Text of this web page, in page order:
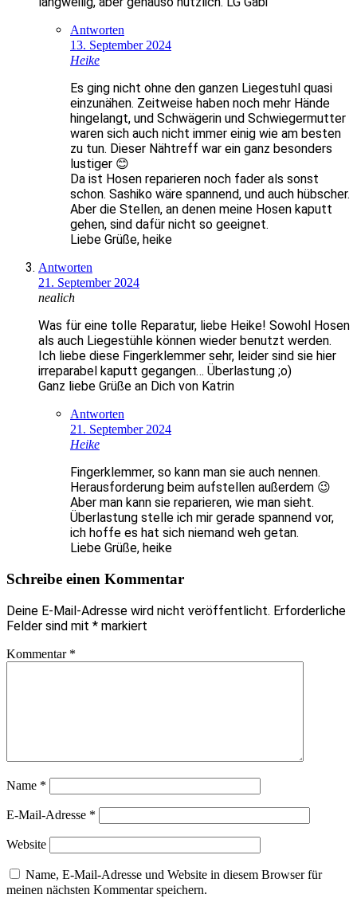
Antworten
13. September 2024
Heike
Es ging nicht ohne den ganzen Liegestuhl quasi
einzunähen. Zeitweise haben noch mehr Hände
hingelangt, und Schwägerin und Schwiegermutter
waren sich auch nicht immer einig wie am besten
zu tun. Dieser Nähtreff war ein ganz besonders
lustiger 😊
Da ist Hosen reparieren noch fader als sonst
schon. Sashiko wäre spannend, und auch hübscher.
Aber die Stellen, an denen meine Hosen kaputt
gehen, sind dafür nicht so geeignet.
Liebe Grüße, heike
Antworten
21. September 2024
nealich
Was für eine tolle Reparatur, liebe Heike! Sowohl Hosen
als auch Liegestühle können wieder benutzt werden.
Ich liebe diese Fingerklemmer sehr, leider sind sie hier
irreparabel kaputt gegangen… Überlastung ;o)
Ganz liebe Grüße an Dich von Katrin
Antworten
21. September 2024
Heike
Fingerklemmer, so kann man sie auch nennen.
Herausforderung beim aufstellen außerdem 😉
Aber man kann sie reparieren, wie man sieht.
Überlastung stelle ich mir gerade spannend vor,
ich hoffe es hat sich niemand weh getan.
Liebe Grüße, heike
Schreibe einen Kommentar
Deine E-Mail-Adresse wird nicht veröffentlicht. Erforderliche
Felder sind mit * markiert
Kommentar *
Name *
E-Mail-Adresse *
Website
Name, E-Mail-Adresse und Website in diesem Browser für
meinen nächsten Kommentar speichern.